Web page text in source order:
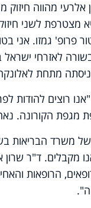
אלרעי מהווה
לשני
פרופ' גמזו.
לאזרחי ישראל
מתחת
רוצים להודות
מגפת
משרד הבריאות
מקבלים. ד"ר שרון
הרופאות